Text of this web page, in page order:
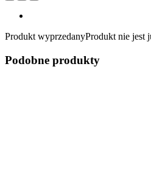
Produkt wyprzedanyProdukt nie jest
Podobne produkty